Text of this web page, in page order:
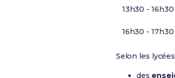
13h30 - 16h30
16h30 - 17h30
Selon les
des